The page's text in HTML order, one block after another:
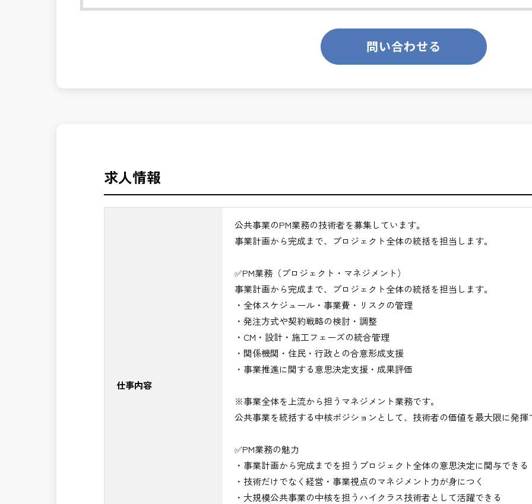
・事業推進に関する意思決定支援・成果評価
公共事業を統括する中核ポジションとして、技術者の価値を最大限に発揮できます。
✅PM業務の魅力
・年収900万円以上の高待遇が期待できるキャリア領域
→ 技術士としての価値を最大化できる仕事
■勤務地について、ご希望のある方は別途ご相談ください。
（東北地方、関東地方、中部地方、近畿地方など）
■発注者支援業務＜希望する業務をお選びください。＞
・NEXCO（ネクスコ）施工管理
・設計コンサルティング業務（数量算出、図面の修正など）
・河川巡視支援業務
・道路許認可審査・適正化指導業務
・建設プロジェクト・マネジメント業務
※応募書類等の送付方法につきましては、基本的にＥメールで送付
問い合わせる
求人情報
仕事内容
公共事業のPM業務の技術者を募集しています。
事業計画から完成まで、プロジェクト全体の統括を担当します。
✅PM業務（プロジェクト・マネジメント）
事業計画から完成まで、プロジェクト全体の統括を担当します。
・全体スケジュール・事業費・リスクの管理
・発注方式や契約戦略の検討・調整
・CM・設計・施工フェーズの統合管理
・関係機関・住民・行政との合意形成支援
・事業推進に関する意思決定支援・成果評価
※事業全体を上流から担うマネジメント業務です。
公共事業を統括する中核ポジションとして、技術者の価値を最大限に発揮
✅PM業務の魅力
・事業計画から完成までを担うプロジェクト全体の意思決定に関与できる
・技術だけでなく経営・事業視点のマネジメント力が身につく
・大規模公共事業の中核を担うハイクラス技術者として活躍できる